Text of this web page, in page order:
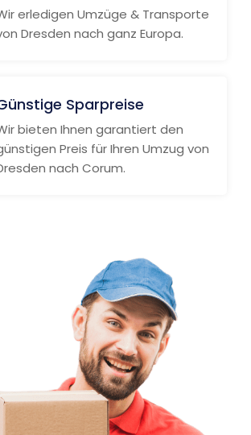
erledigen Umzüge & Transporte
Dresden nach ganz Europa.
Sparpreise
bieten Ihnen garantiert den
Preis für Ihren Umzug von
nach Corum.